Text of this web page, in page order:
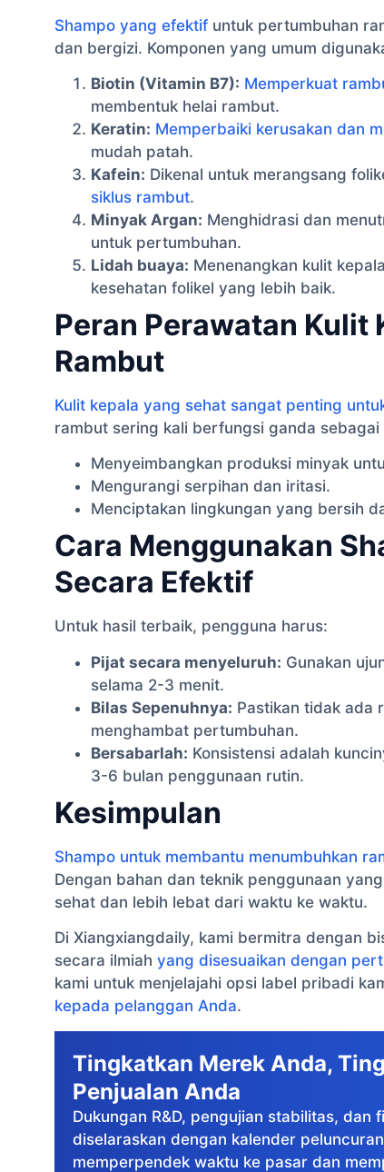
Shampo yang efektif untuk pertumbuhan
dan bergizi. Komponen yang umum
Biotin (Vitamin B7): Memperkuat
membentuk helai rambut.
Keratin: Memperbaiki kerusakan dan
mudah patah.
Kafein: Dikenal untuk merangsang
siklus rambut.
Minyak Argan: Menghidrasi dan
untuk pertumbuhan.
Lidah buaya: Menenangkan kulit
kesehatan folikel yang lebih baik.
Peran Perawatan Kulit
Rambut
Kulit kepala yang sehat sangat penting
rambut sering kali berfungsi ganda sebagai
Menyeimbangkan produksi minyak
Mengurangi serpihan dan iritasi.
Menciptakan lingkungan yang bersih
Cara Menggunakan
Secara Efektif
Untuk hasil terbaik, pengguna harus:
Pijat secara menyeluruh: Gunakan
selama 2-3 menit.
Bilas Sepenuhnya: Pastikan tidak ada
menghambat pertumbuhan.
Bersabarlah: Konsistensi adalah
3-6 bulan penggunaan rutin.
Kesimpulan
Shampo untuk membantu menumbuhkan
Dengan bahan dan teknik penggunaan
sehat dan lebih lebat dari waktu ke waktu.
Di Xiangxiangdaily, kami bermitra dengan
secara ilmiah yang disesuaikan dengan
kami untuk menjelajahi opsi label pribadi
kepada pelanggan Anda.
Tingkatkan Merek Anda,
Penjualan Anda
Dukungan R&D, pengujian stabilitas, dan
diselaraskan dengan kalender
memperpendek waktu ke pasar dan